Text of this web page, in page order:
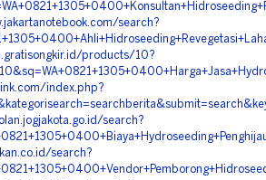
search?
products/10?
index.php?
search?
search?